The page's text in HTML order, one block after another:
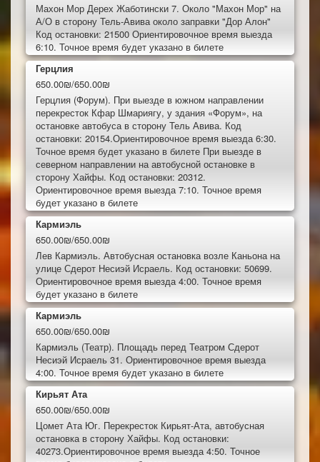
Махон Мор Дерех Жаботински 7. Около "Махон Мор" на
А/О в сторону Тель-Авива около заправки "Дор Алон"
Код остановки: 21500 Ориентировочное время выезда
6:10. Точное время будет указано в билете
Герцлия
650.00₪/650.00₪
Герцлия (Форум). При выезде в южном направлении
перекресток Кфар Шмариягу, у здания «Форум», на
остановке автобуса в сторону Тель Авива. Код
остановки: 20154.Ориентировочное время выезда 6:30.
Точное время будет указано в билете При выезде в
северном направлении на автобусной остановке в
сторону Хайфы. Код остановки: 20312.
Ориентировочное время выезда 7:10. Точное время
будет указано в билете
Кармиэль
650.00₪/650.00₪
Лев Кармиэль. Автобусная остановка возле Каньона на
улице Сдерот Несиэй Исраель. Код остановки: 50699.
Ориентировочное время выезда 4:00. Точное время
будет указано в билете
Кармиэль
650.00₪/650.00₪
Кармиэль (Театр). Площадь перед Театром Сдерот
Несиэй Исраель 31. Ориентировочное время выезда
4:00. Точное время будет указано в билете
Кирьят Ата
650.00₪/650.00₪
Цомет Ата Юг. Перекресток Кирьят-Ата, автобусная
остановка в сторону Хайфы. Код остановки:
40273.Ориентировочное время выезда 4:50. Точное